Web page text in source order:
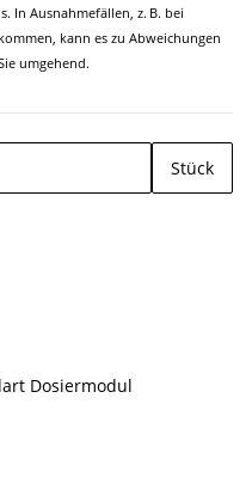
In Ausnahmefällen, z. B. bei
kann es zu Abweichungen
umgehend.
Stück
Dosiermodul